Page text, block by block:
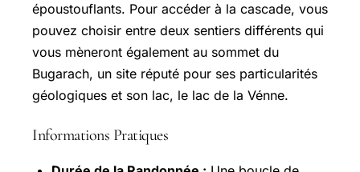
époustouflants. Pour accéder à la cascade, vous
pouvez choisir entre deux sentiers différents qui
vous mèneront également au sommet du
Bugarach, un site réputé pour ses particularités
géologiques et son lac, le lac de la Vénne.
Informations Pratiques